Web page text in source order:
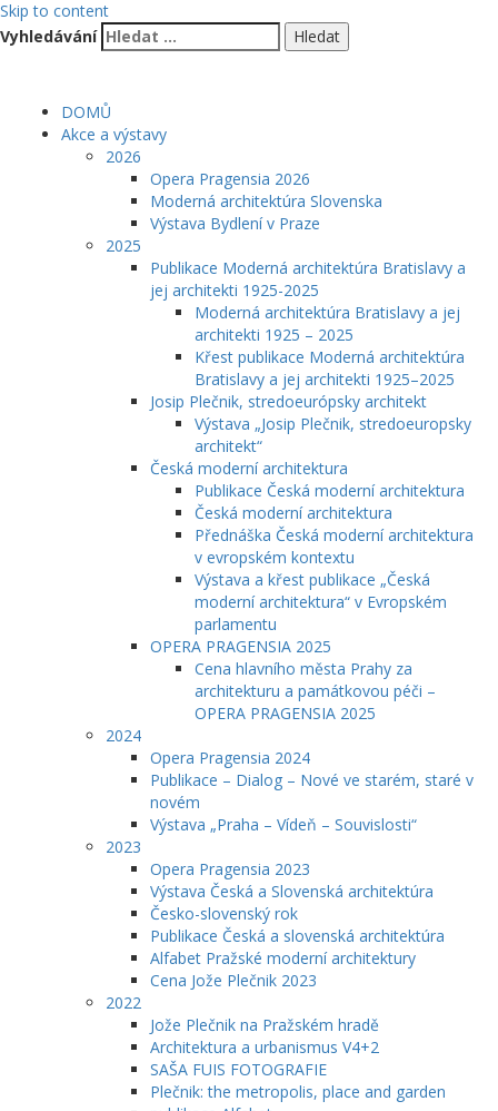
Skip to content
Vyhledávání
DOMŮ
Akce a výstavy
2026
Opera Pragensia 2026
Moderná architektúra Slovenska
Výstava Bydlení v Praze
2025
Publikace Moderná architektúra Bratislavy a
jej architekti 1925-2025
Moderná architektúra Bratislavy a jej
architekti 1925 – 2025
Křest publikace Moderná architektúra
Bratislavy a jej architekti 1925–2025
Josip Plečnik, stredoeurópsky architekt
Výstava „Josip Plečnik, stredoeuropsky
architekt“
Česká moderní architektura
Publikace Česká moderní architektura
Česká moderní architektura
Přednáška Česká moderní architektura
v evropském kontextu
Výstava a křest publikace „Česká
moderní architektura“ v Evropském
parlamentu
OPERA PRAGENSIA 2025
Cena hlavního města Prahy za
architekturu a památkovou péči –
OPERA PRAGENSIA 2025
2024
Opera Pragensia 2024
Publikace – Dialog – Nové ve starém, staré v
novém
Výstava „Praha – Vídeň – Souvislosti“
2023
Opera Pragensia 2023
Výstava Česká a Slovenská architektúra
Česko-slovenský rok
Publikace Česká a slovenská architektúra
Alfabet Pražské moderní architektury
Cena Jože Plečnik 2023
2022
Jože Plečnik na Pražském hradě
Architektura a urbanismus V4+2
SAŠA FUIS FOTOGRAFIE
Plečnik: the metropolis, place and garden